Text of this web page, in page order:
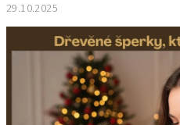
29.10.2025